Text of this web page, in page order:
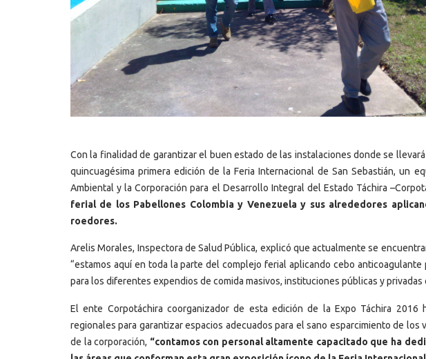
Con la finalidad de garantizar el buen estado de las instalaciones donde se
quincuagésima primera edición de la Feria Internacional de San Sebastián, un
Ambiental y la Corporación para el Desarrollo Integral del Estado Táchira
ferial de los Pabellones Colombia y Venezuela y sus alrededores
roedores.
Arelis Morales, Inspectora de Salud Pública, explicó que actualmente se
“estamos aquí en toda la parte del complejo ferial aplicando cebo
para los diferentes expendios de comida masivos, instituciones públicas y privadas
El ente Corpotáchira coorganizador de esta edición de la Expo Táchira 2016
regionales para garantizar espacios adecuados para el sano esparcimiento de
de la corporación, “contamos con personal altamente capacitado que ha